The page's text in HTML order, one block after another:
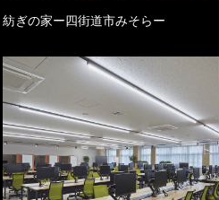
紡ぎの家ー四街道市みそらー